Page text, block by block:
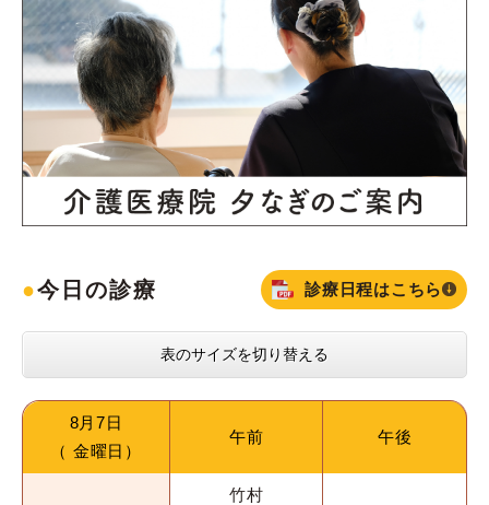
今日の診療 診療日程はこちら
表のサイズを切り替える
8月7日
（ ​​金​曜日）
午前 午後​
竹村